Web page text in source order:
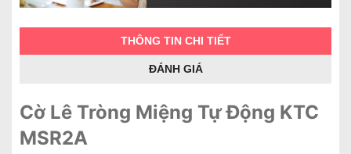
THÔNG TIN CHI TIẾT
ĐÁNH GIÁ
Cờ Lê Tròng Miệng Tự Động KTC
MSR2A